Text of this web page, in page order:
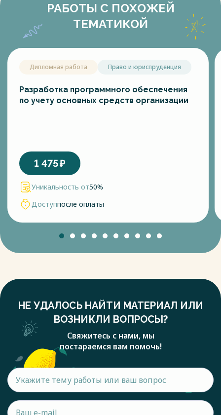
РАБОТЫ С ПОХОЖЕЙ
ТЕМАТИКОЙ
Дипломная работа Право и юриспруденция
Разработка программного обеспечения
по учету основных средств организации
1 475₽
Уникальность от50%
Доступпосле оплаты
НЕ УДАЛОСЬ НАЙТИ МАТЕРИАЛ ИЛИ
ВОЗНИКЛИ ВОПРОСЫ?
Свяжитесь с нами, мы
постараемся вам помочь!